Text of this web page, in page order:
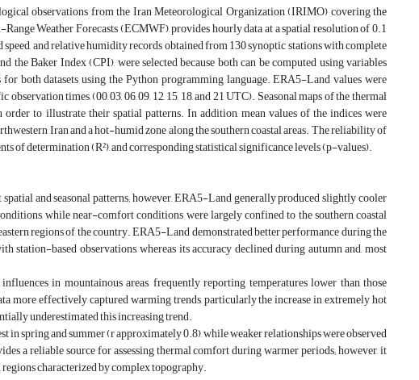
observations from the Iran Meteorological Organization (IRIMO) covering the
Weather Forecasts (ECMWF), provides hourly data at a spatial resolution of 0.1
and relative humidity records obtained from 130 synoptic stations with complete
Baker Index (CPI), were selected because both can be computed using variables
both datasets using the Python programming language. ERA5-Land values were
times (00, 03, 06, 09, 12, 15, 18, and 21 UTC). Seasonal maps of the thermal
to illustrate their spatial patterns. In addition, mean values of the indices were
Iran and a hot-humid zone along the southern coastal areas. The reliability of
determination (R²), and corresponding statistical significance levels (p-values).
and seasonal patterns; however, ERA5-Land generally produced slightly cooler
while near-comfort conditions were largely confined to the southern coastal
regions of the country. ERA5-Land demonstrated better performance during the
station-based observations, whereas its accuracy declined during autumn and, most
in mountainous areas, frequently reporting temperatures lower than those
more effectively captured warming trends, particularly the increase in extremely hot
underestimated this increasing trend.
spring and summer (r approximately 0.8), while weaker relationships were observed
a reliable source for assessing thermal comfort during warmer periods; however, it
characterized by complex topography.